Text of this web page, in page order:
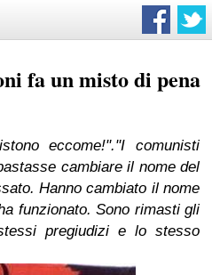
fa un misto di pena
eccome!"."I comunisti
cambiare il nome del
Hanno cambiato il nome
funzionato. Sono rimasti gli
pregiudizi e lo stesso